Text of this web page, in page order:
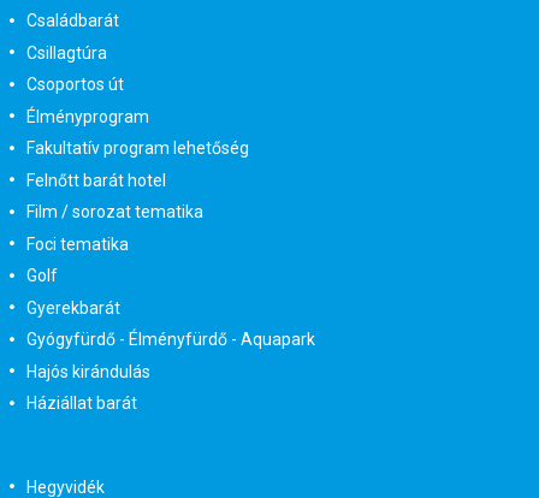
Családbarát
Csillagtúra
Csoportos út
Élményprogram
Fakultatív program lehetőség
Felnőtt barát hotel
Film / sorozat tematika
Foci tematika
Golf
Gyerekbarát
Gyógyfürdő - Élményfürdő - Aquapark
Hajós kirándulás
Háziállat barát
Hegyvidék